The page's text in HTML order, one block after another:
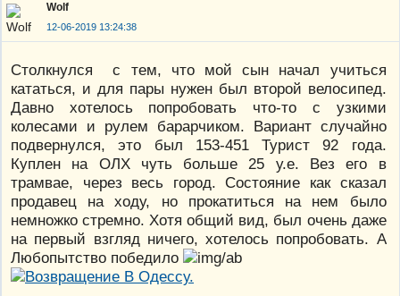
Wolf
12-06-2019 13:24:38
Столкнулся с тем, что мой сын начал учиться
кататься, и для пары нужен был второй велосипед.
Давно хотелось попробовать что-то с узкими
колесами и рулем барарчиком. Вариант случайно
подвернулся, это был 153-451 Турист 92 года.
Куплен на ОЛХ чуть больше 25 у.е. Вез его в
трамвае, через весь город. Состояние как сказал
продавец на ходу, но прокатиться на нем было
немножко стремно. Хотя общий вид, был очень даже
на первый взгляд ничего, хотелось попробовать. А
Любопытство победило